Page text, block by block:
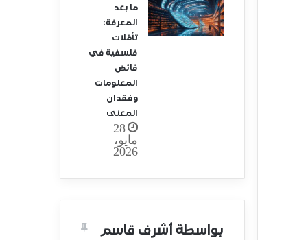
ما بعد
المعرفة:
تأمّلات
فلسفية في
فائض
المعلومات
وفقدان
المعنى
28
مايو،
2026
بواسطة أشرف قاسم